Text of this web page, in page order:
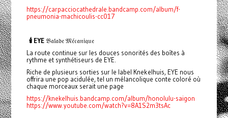
https://carpacciocathedrale.bandcamp.com/album/f-
pneumonia-machicoulis-cc017
🕯️ EYE𝔅𝔞𝔩𝔞𝔡𝔢 𝔐𝔢́𝔠𝔞𝔫𝔦𝔮𝔲𝔢
La route continue sur les douces sonorités des boîtes à
rythme et synthétiseurs de EYE.
Riche de plusieurs sorties sur le label Knekelhuis, EYE nous
offrira une pop acidulée, tel un mélancolique conte coloré où
chaque morceaux serait une page
https://knekelhuis.bandcamp.com/album/honolulu-saigon
https://www.youtube.com/watch?v=8A1S2m3tsAc